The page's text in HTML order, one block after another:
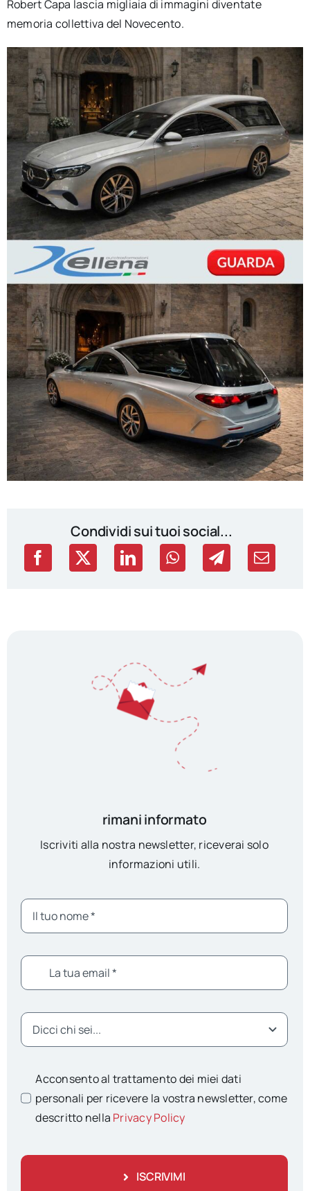
Robert Capa lascia migliaia di immagini diventate
memoria collettiva del Novecento.
Condividi sui tuoi social...
rimani informato
Iscriviti alla nostra newsletter, riceverai solo
informazioni utili.
Acconsento al trattamento dei miei dati
personali per ricevere la vostra newsletter, come
descritto nella Privacy Policy
ISCRIVIMI